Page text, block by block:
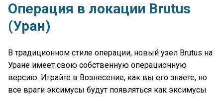
Операция в локации Brutus
(Уран)
В традиционном стиле операции, новый узел Brutus на
Уране имеет свою собственную операционную
версию. Играйте в Вознесение, как вы его знаете, но
все враги эксимусы будут появляться как эксимусы